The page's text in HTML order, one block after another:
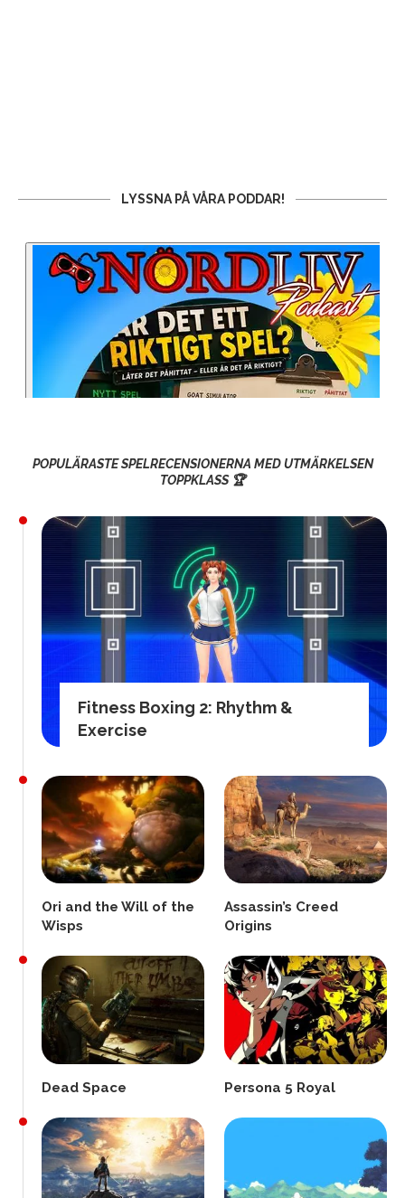
LYSSNA PÅ VÅRA PODDAR!
POPULÄRASTE SPELRECENSIONERNA MED UTMÄRKELSEN
TOPPKLASS 🏆
Fitness Boxing 2: Rhythm &
Exercise
Ori and the Will of the
Wisps
Assassin’s Creed
Origins
Dead Space Persona 5 Royal